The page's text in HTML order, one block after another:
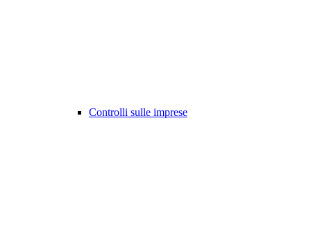
Controlli sulle imprese